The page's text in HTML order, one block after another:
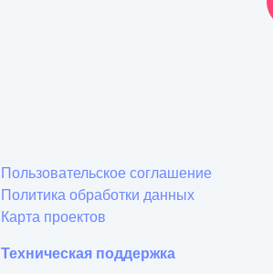
Пользовательское соглашение
Политика обработки данных
Карта проектов
Техническая поддержка